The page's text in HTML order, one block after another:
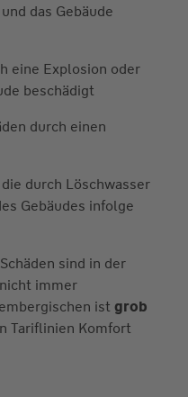
das Gebäude
eine Explosion oder
beschädigt
durch einen
die durch Löschwasser
Gebäudes infolge
sind in der
immer
ist grob
Tariflinien Komfort